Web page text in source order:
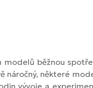
běžnou
některé